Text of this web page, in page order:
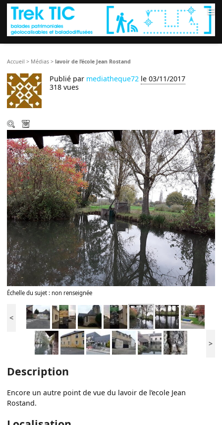
≡
Accueil > Médias >lavoir de l’école Jean Rostand
Publié par mediatheque72 le 03/11/2017
318 vues
Échelle du sujet : non renseignée
<
>
Description
Encore un autre point de vue du lavoir de l’ecole Jean
Rostand.